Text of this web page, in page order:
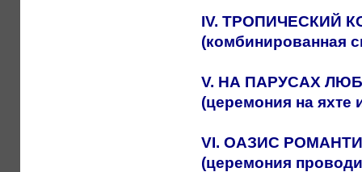
IV. ТРОПИЧЕСКИЙ
(комбинированная
V. НА ПАРУСАХ
(церемония на яхте
VI. ОАЗИС
(церемония